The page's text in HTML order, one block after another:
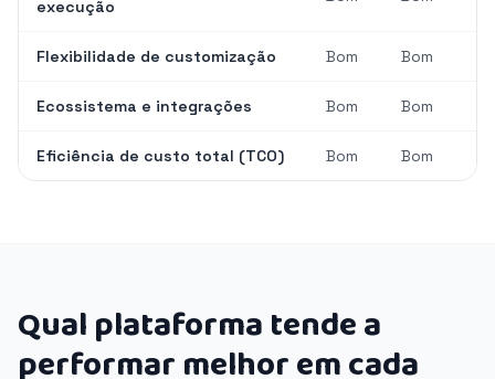
execução
Flexibilidade de customização Bom Bom
Ecossistema e integrações Bom Bom
Eficiência de custo total (TCO) Bom Bom
Qual plataforma tende a
performar melhor em cada